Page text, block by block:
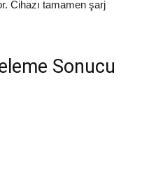
Cihazı tamamen şarj
Sonucu